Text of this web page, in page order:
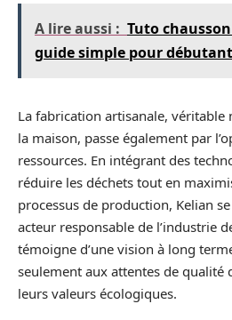
A lire aussi : Tuto
guide simple pour
La fabrication artisanale, véritable
la maison, passe également par
ressources. En intégrant des
réduire les déchets tout en
processus de production, Kelian
acteur responsable de l’industrie
témoigne d’une vision à long
seulement aux attentes de qualité
leurs valeurs écologiques.